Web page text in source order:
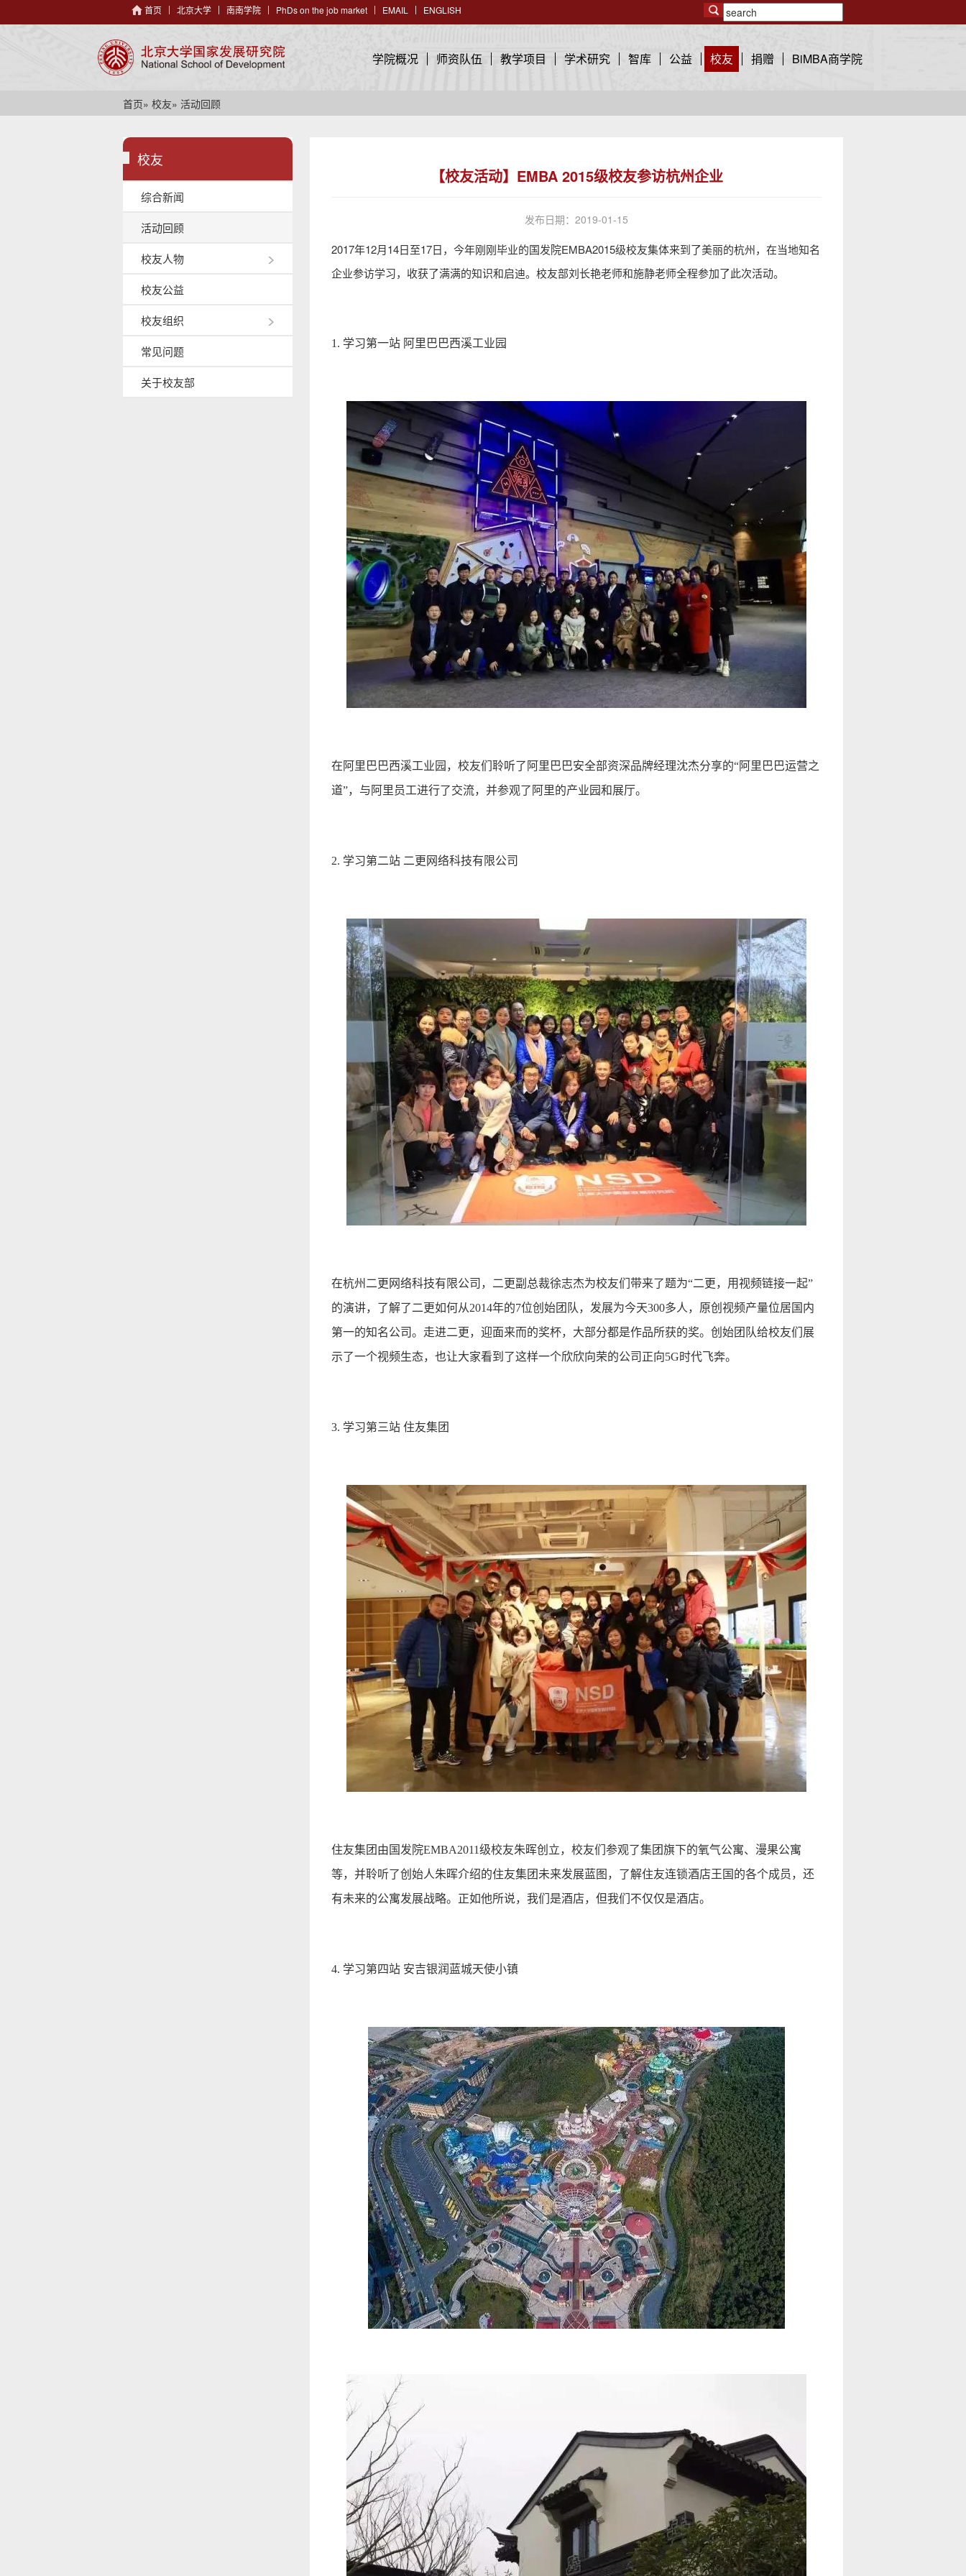
首页 北京大学 南南学院 PhDs on the job market EMAIL ENGLISH
学院概况 师资队伍 教学项目 学术研究 智库 公益 校友 捐赠 BiMBA商学院
首页» 校友» 活动回顾
校友
综合新闻
活动回顾
校友人物
校友公益
校友组织
常见问题
关于校友部
【校友活动】EMBA 2015级校友参访杭州企业
发布日期：2019-01-15
2017年12月14日至17日，今年刚刚毕业的国发院EMBA2015级校友集体来到了美丽的杭州，在当地知名
企业参访学习，收获了满满的知识和启迪。校友部刘长艳老师和施静老师全程参加了此次活动。
1. 学习第一站 阿里巴巴西溪工业园
在阿里巴巴西溪工业园，校友们聆听了阿里巴巴安全部资深品牌经理沈杰分享的“阿里巴巴运营之
道”，与阿里员工进行了交流，并参观了阿里的产业园和展厅。
2. 学习第二站 二更网络科技有限公司
在杭州二更网络科技有限公司，二更副总裁徐志杰为校友们带来了题为“二更，用视频链接一起”
的演讲，了解了二更如何从2014年的7位创始团队，发展为今天300多人，原创视频产量位居国内
第一的知名公司。走进二更，迎面来而的奖杯，大部分都是作品所获的奖。创始团队给校友们展
示了一个视频生态，也让大家看到了这样一个欣欣向荣的公司正向5G时代飞奔。
3. 学习第三站 住友集团
住友集团由国发院EMBA2011级校友朱晖创立，校友们参观了集团旗下的氧气公寓、漫果公寓
等，并聆听了创始人朱晖介绍的住友集团未来发展蓝图，了解住友连锁酒店王国的各个成员，还
有未来的公寓发展战略。正如他所说，我们是酒店，但我们不仅仅是酒店。
4. 学习第四站 安吉银润蓝城天使小镇